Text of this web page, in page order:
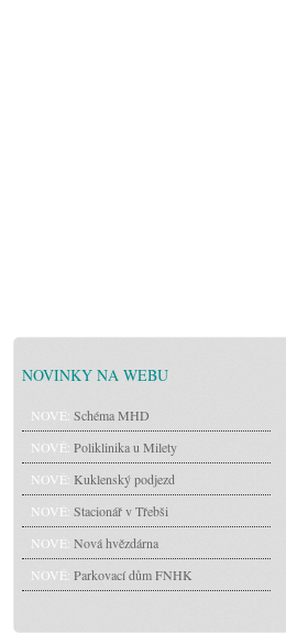
NOVINKY NA WEBU
NOVÉ: Schéma MHD
NOVÉ: Poliklinika u Milety
NOVÉ: Kuklenský podjezd
NOVÉ: Stacionář v Třebši
NOVÉ: Nová hvězdárna
NOVÉ: Parkovací dům FNHK